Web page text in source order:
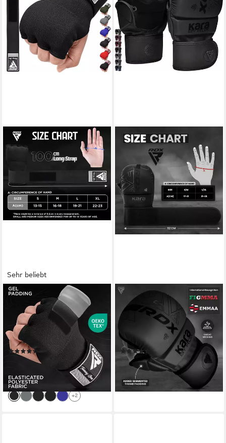
Sehr beliebt
RDX SPORTS
Boxhandschuhe RDX Boxen
elastische Innenhandschuhe,
MMA, Boxbandagen,
Handschuhe
(20)
19,99 € 25,99 €
lieferbar - in 2-3 Werktagen bei dir
+2
RDX SPORTS
MMA-Handschuhe RDX MMA
Handschuhe, MMA Gloves für
Kampfsport Grappling
Training
(10)
37,99 €
lieferbar - in 2-3 Werktagen bei dir